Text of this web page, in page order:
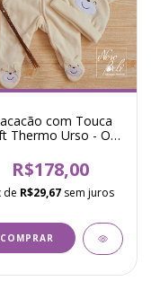
com Touca
Thermo Urso - Off
R$178,00
de R$29,67 sem juros
COMPRAR